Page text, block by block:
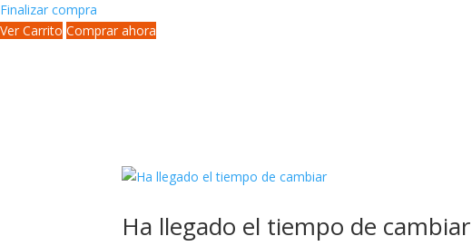
Finalizar compra
Ver Carrito Comprar ahora
Ha llegado el tiempo de cambiar